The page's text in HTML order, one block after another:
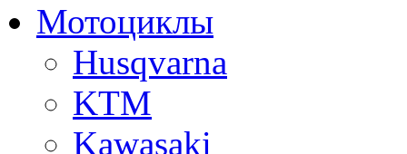
Мотоциклы
Husqvarna
KTM
Kawasaki